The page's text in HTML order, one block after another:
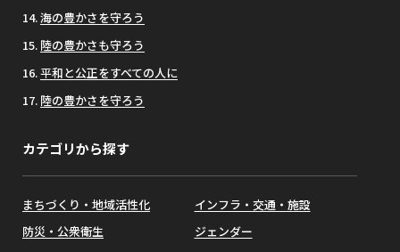
海の豊かさを守ろう
陸の豊かさも守ろう
平和と公正をすべての人に
陸の豊かさを守ろう
カテゴリから探す
まちづくり・地域活性化
インフラ・交通・施設
防災・公衆衛生
ジェンダー